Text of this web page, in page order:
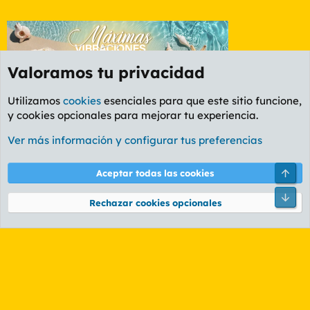
Valencia
Cookies
PL OLDSTYLE AMARILLO
Términos y reglas Política de privacidad Ayuda
Community platform by XenForo® © 2010-2026 XenForo Ltd.
Valoramos tu privacidad
Utilizamos cookies esenciales para que este sitio funcione,
y cookies opcionales para mejorar tu experiencia.
Ver más información y configurar tus preferencias
Aceptar todas las cookies
Rechazar cookies opcionales
Pie